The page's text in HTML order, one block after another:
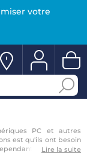
votre
PC et autres
est qu'ils ont besoin
il peut arriver
Lire la suite